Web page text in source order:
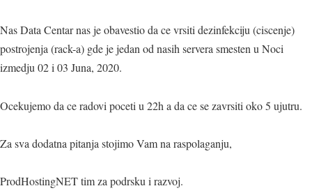
Nas Data Centar nas je obavestio da ce vrsiti dezinfekciju (ciscenje)
postrojenja (rack-a) gde je jedan od nasih servera smesten u Noci
izmedju 02 i 03 Juna, 2020.
Ocekujemo da ce radovi poceti u 22h a da ce se zavrsiti oko 5 ujutru.
Za sva dodatna pitanja stojimo Vam na raspolaganju,
ProdHostingNET tim za podrsku i razvoj.